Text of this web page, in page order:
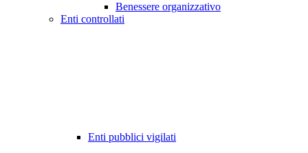
Benessere organizzativo
Enti controllati
Enti pubblici vigilati